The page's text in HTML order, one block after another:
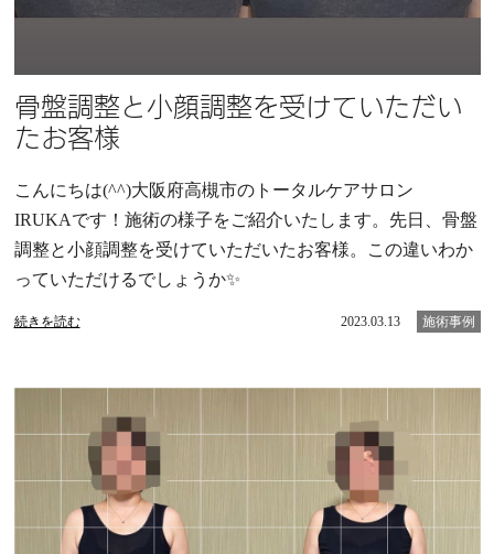
骨盤調整と小顔調整を受けていただい
たお客様
こんにちは(^^)大阪府高槻市のトータルケアサロン
IRUKAです！施術の様子をご紹介いたします。先日、骨盤
調整と小顔調整を受けていただいたお客様。この違いわか
っていただけるでしょうか✨
続きを読む 2023.03.13 施術事例